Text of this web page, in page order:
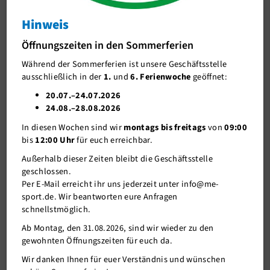
Wanderland
Wanderung entlang des Mettmanner Bachlaufs
08.04.2024
J-Team
Stellenangebote
Förderverein me-sport e.V.
Mitgliederservice
Verantwortung
Hinweis
Öffnungszeiten in den Sommerferien
Während der Sommerferien ist unsere Geschäftsstelle
ausschließlich in der 1. und6. Ferienwochegeöffnet:
20.07.–24.07.2026
24.08.–28.08.2026
In diesen Wochen sind wirmontags bis freitagsvon09:00
bis12:00 Uhrfür euch erreichbar.
Außerhalb dieser Zeiten bleibt die Geschäftsstelle
geschlossen.
Per E-Mail erreicht ihr uns jederzeit unter info@me-
sport.de. Wir beantworten eure Anfragen
schnellstmöglich.
Ab Montag, den 31.08.2026, sind wir wieder zu den
gewohnten Öffnungszeiten für euch da.
Wir danken Ihnen für euer Verständnis und wünschen